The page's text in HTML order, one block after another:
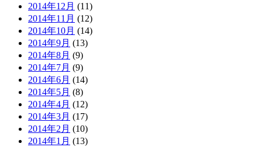
2014年12月 (11)
2014年11月 (12)
2014年10月 (14)
2014年9月 (13)
2014年8月 (9)
2014年7月 (9)
2014年6月 (14)
2014年5月 (8)
2014年4月 (12)
2014年3月 (17)
2014年2月 (10)
2014年1月 (13)